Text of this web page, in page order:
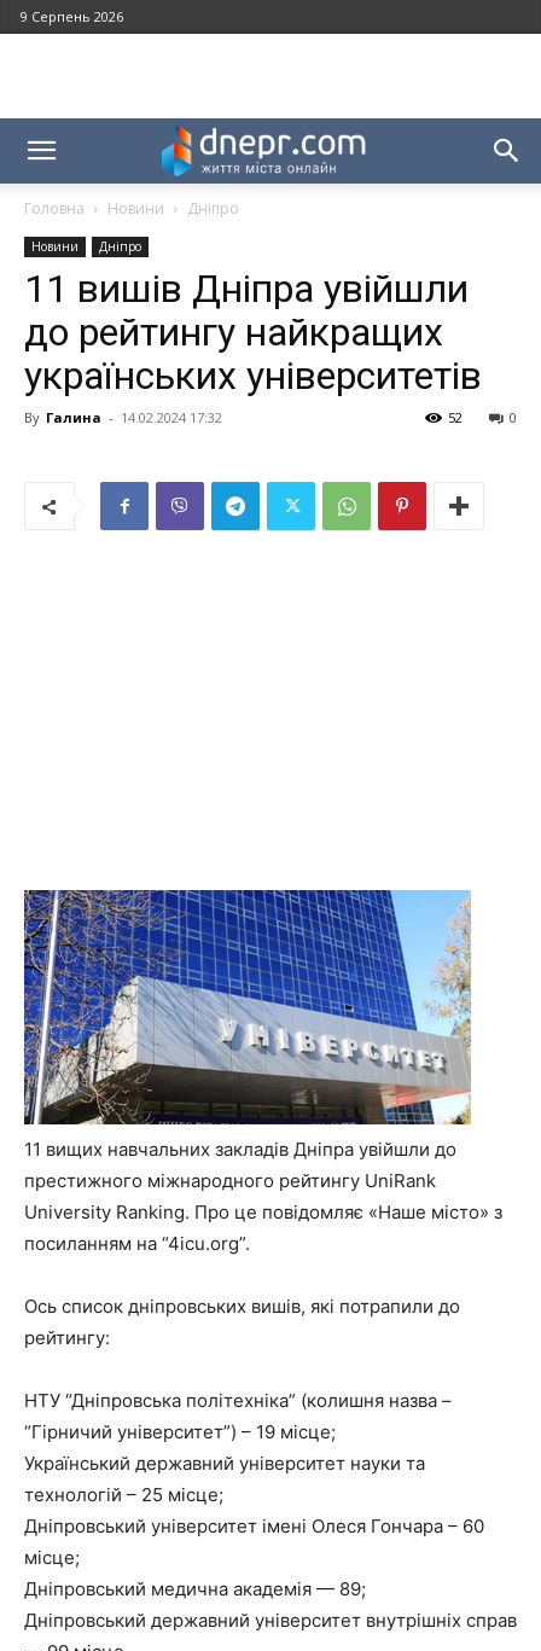
9 Серпень 2026
Головна Новини Дніпро
Новини Дніпро
11 вишів Дніпра увійшли
до рейтингу найкращих
українських університетів
By Галина - 14.02.2024 17:32 0
52
11 вищих навчальних закладів Дніпра увійшли до
престижного міжнародного рейтингу UniRank
University Ranking. Про це повідомляє «Наше місто» з
посиланням на “4icu.org”.
Ось список дніпровських вишів, які потрапили до
рейтингу:
НТУ “Дніпровська політехніка” (колишня назва –
“Гірничий університет”) – 19 місце;
Український державний університет науки та
технологій – 25 місце;
Дніпровський університет імені Олеся Гончара – 60
місце;
Дніпровський медична академія — 89;
Дніпровський державний університет внутрішніх справ